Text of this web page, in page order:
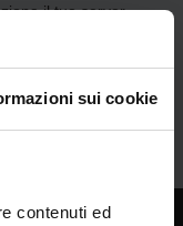
sui cookie
contenuti ed
il tuo server →
→ Oak Network